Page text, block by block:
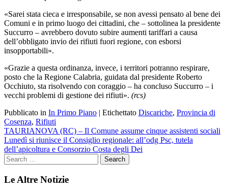
«Sarei stata cieca e irresponsabile, se non avessi pensato al bene dei
Comuni e in primo luogo dei cittadini, che – sottolinea la presidente
Succurro – avrebbero dovuto subire aumenti tariffari a causa
dell’obbligato invio dei rifiuti fuori regione, con esborsi
insopportabili».
«Grazie a questa ordinanza, invece, i territori potranno respirare,
posto che la Regione Calabria, guidata dal presidente Roberto
Occhiuto, sta risolvendo con coraggio – ha concluso Succurro – i
vecchi problemi di gestione dei rifiuti». (rcs)
Pubblicato in In Primo Piano | Etichettato Discariche, Provincia di
Cosenza, Rifiuti
Navigazione
articoli
TAURIANOVA (RC) – Il Comune assume cinque assistenti sociali
Lunedì si riunisce il Consiglio regionale: all’odg Psc, tutela
dell’apicoltura e Consorzio Costa degli Dei
Le Altre Notizie